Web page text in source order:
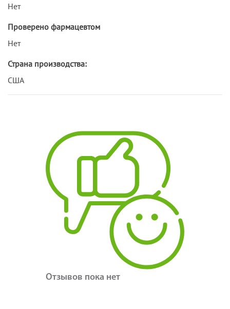
Нет
Проверено фармацевтом
Нет
Страна производства:
США
Отзывов пока нет